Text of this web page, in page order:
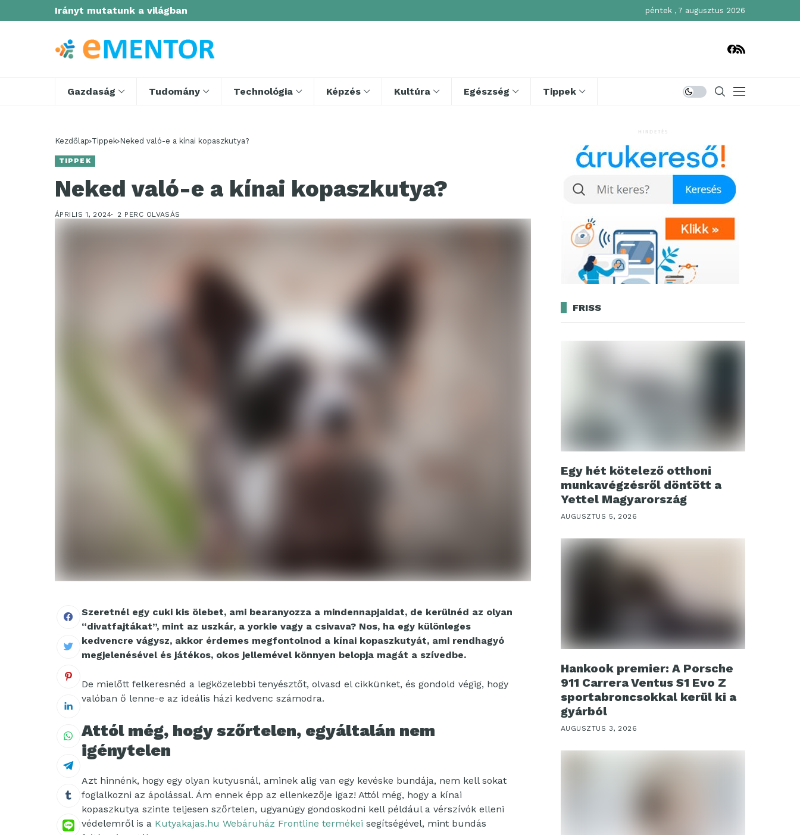
Irányt mutatunk a világban péntek , 7 augusztus 2026
Gazdaság Tudomány Technológia Képzés Kultúra Egészség Tippek
Kezdőlap Tippek Neked való-e a kínai kopaszkutya?
TIPPEK
Neked való-e a kínai kopaszkutya?
ÁPRILIS 1, 2024 2 PERC OLVASÁS
Szeretnél egy cuki kis ölebet, ami bearanyozza a mindennapjaidat, de kerülnéd az olyan
“divatfajtákat”, mint az uszkár, a yorkie vagy a csivava? Nos, ha egy különleges
kedvencre vágysz, akkor érdemes megfontolnod a kínai kopaszkutyát, ami rendhagyó
megjelenésével és játékos, okos jellemével könnyen belopja magát a szívedbe.
De mielőtt felkeresnéd a legközelebbi tenyésztőt, olvasd el cikkünket, és gondold végig, hogy
valóban ő lenne-e az ideális házi kedvenc számodra.
Attól még, hogy szőrtelen, egyáltalán nem
igénytelen
Azt hinnénk, hogy egy olyan kutyusnál, aminek alig van egy kevéske bundája, nem kell sokat
foglalkozni az ápolással. Ám ennek épp az ellenkezője igaz! Attól még, hogy a kínai
kopaszkutya szinte teljesen szőrtelen, ugyanúgy gondoskodni kell például a vérszívók elleni
védelemről is a Kutyakajas.hu Webáruház Frontline termékei segítségével, mint bundás
HIRDETÉS
FRISS
Egy hét kötelező otthoni
munkavégzésről döntött a
Yettel Magyarország
AUGUSZTUS 5, 2026
Hankook premier: A Porsche
911 Carrera Ventus S1 Evo Z
sportabroncsokkal kerül ki a
gyárból
AUGUSZTUS 3, 2026